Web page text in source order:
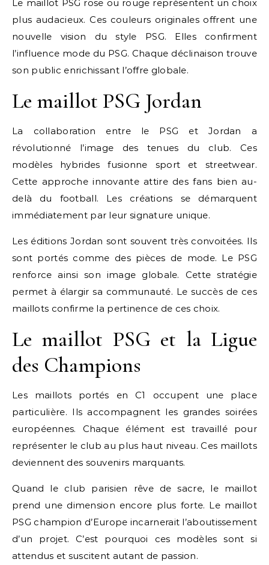
Le maillot PSG rose ou rouge représentent un choix
plus audacieux. Ces couleurs originales offrent une
nouvelle vision du style PSG. Elles confirment
l’influence mode du PSG. Chaque déclinaison trouve
son public enrichissant l’offre globale.
Le maillot PSG Jordan
La collaboration entre le PSG et Jordan a
révolutionné l’image des tenues du club. Ces
modèles hybrides fusionne sport et streetwear.
Cette approche innovante attire des fans bien au-
delà du football. Les créations se démarquent
immédiatement par leur signature unique.
Les éditions Jordan sont souvent très convoitées. Ils
sont portés comme des pièces de mode. Le PSG
renforce ainsi son image globale. Cette stratégie
permet à élargir sa communauté. Le succès de ces
maillots confirme la pertinence de ces choix.
Le maillot PSG et la Ligue
des Champions
Les maillots portés en C1 occupent une place
particulière. Ils accompagnent les grandes soirées
européennes. Chaque élément est travaillé pour
représenter le club au plus haut niveau. Ces maillots
deviennent des souvenirs marquants.
Quand le club parisien rêve de sacre, le maillot
prend une dimension encore plus forte. Le maillot
PSG champion d’Europe incarnerait l’aboutissement
d’un projet. C’est pourquoi ces modèles sont si
attendus et suscitent autant de passion.